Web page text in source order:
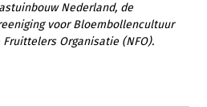
Nederland, de
voor Bloembollencultuur
Organisatie (NFO).